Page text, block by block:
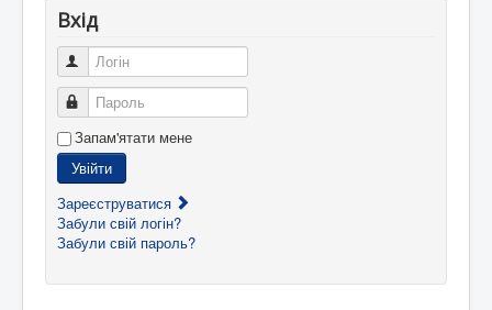
Вхід
Логін
Пароль
Запам'ятати мене
Увійти
Зареєструватися
Забули свій логін?
Забули свій пароль?